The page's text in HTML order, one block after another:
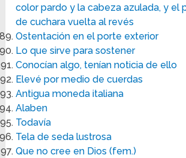
color pardo y la cabeza azulada, y el
de cuchara vuelta al revés
Ostentación en el porte exterior
Lo que sirve para sostener
Conocían algo, tenían noticia de ello
Elevé por medio de cuerdas
Antigua moneda italiana
Alaben
Todavía
Tela de seda lustrosa
Que no cree en Dios (fem.)